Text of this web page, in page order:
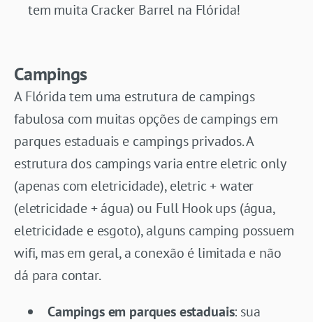
tem muita Cracker Barrel na Flórida!
Campings
A Flórida tem uma estrutura de campings
fabulosa com muitas opções de campings em
parques estaduais e campings privados. A
estrutura dos campings varia entre eletric only
(apenas com eletricidade), eletric + water
(eletricidade + água) ou Full Hook ups (água,
eletricidade e esgoto), alguns camping possuem
wifi, mas em geral, a conexão é limitada e não
dá para contar.
Campings em parques estaduais: sua